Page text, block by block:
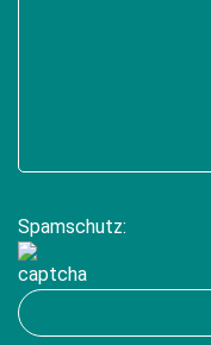
Spamschutz: